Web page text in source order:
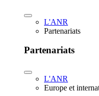
L'ANR
Partenariats
Partenariats
L'ANR
Europe et